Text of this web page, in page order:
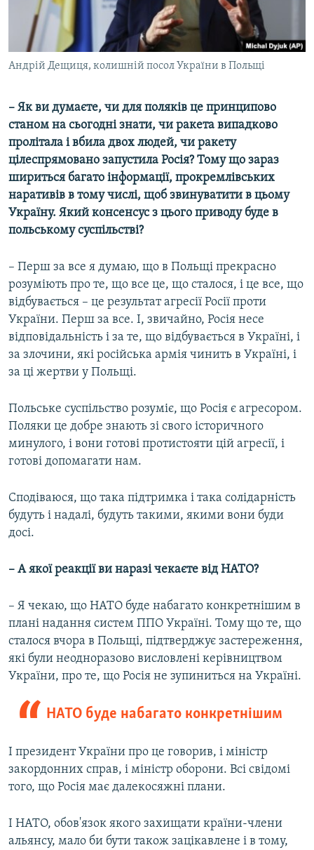
Андрій Дещиця, колишній посол України в Польщі
– Як ви думаєте, чи для поляків це принципово
станом на сьогодні знати, чи ракета випадково
пролітала і вбила двох людей, чи ракету
цілеспрямовано запустила Росія? Тому що зараз
шириться багато інформації, прокремлівських
наративів в тому числі, щоб звинуватити в цьому
Україну. Який консенсус з цього приводу буде в
польському суспільстві?
– Перш за все я думаю, що в Польщі прекрасно
розуміють про те, що все це, що сталося, і це все, що
відбувається – це результат агресії Росії проти
України. Перш за все. І, звичайно, Росія несе
відповідальність і за те, що відбувається в Україні, і
за злочини, які російська армія чинить в Україні, і
за ці жертви у Польщі.
Польське суспільство розуміє, що Росія є агресором.
Поляки це добре знають зі свого історичного
минулого, і вони готові протистояти цій агресії, і
готові допомагати нам.
Сподіваюся, що така підтримка і така солідарність
будуть і надалі, будуть такими, якими вони буди
досі.
– А якої реакції ви наразі чекаєте від НАТО?
– Я чекаю, що НАТО буде набагато конкретнішим в
плані надання систем ППО Україні. Тому що те, що
сталося вчора в Польщі, підтверджує застереження,
які були неодноразово висловлені керівництвом
України, про те, що Росія не зупиниться на Україні.
НАТО буде набагато конкретнішим
І президент України про це говорив, і міністр
закордонних справ, і міністр оборони. Всі свідомі
того, що Росія має далекосяжні плани.
І НАТО, обов'язок якого захищати країни-члени
альянсу, мало би бути також зацікавлене і в тому,